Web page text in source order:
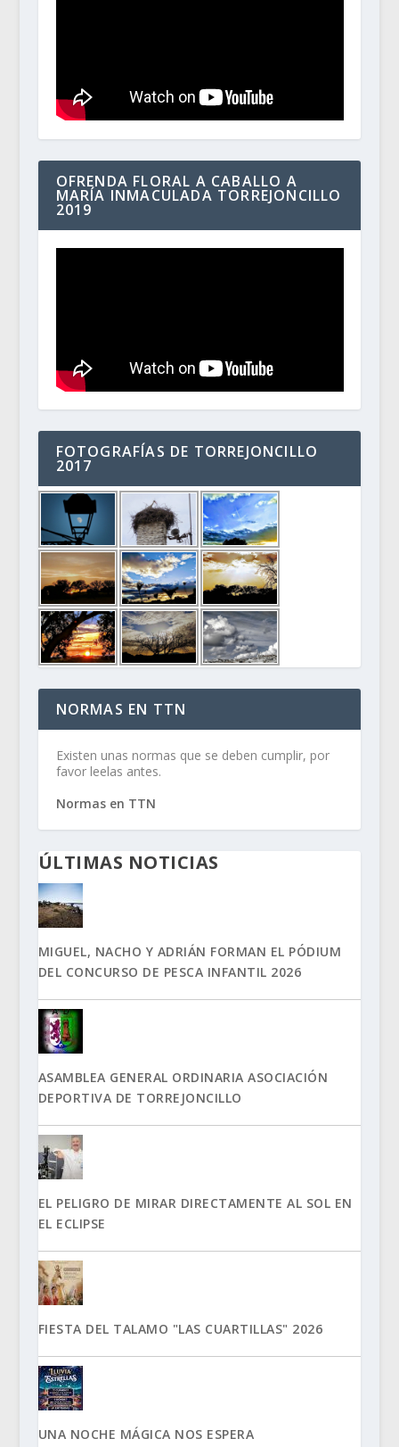
OFRENDA FLORAL A CABALLO A
MARÍA INMACULADA TORREJONCILLO
2019
FOTOGRAFÍAS DE TORREJONCILLO
2017
NORMAS EN TTN
Existen unas normas que se deben cumplir, por
favor leelas antes.
Normas en TTN
ÚLTIMAS NOTICIAS
MIGUEL, NACHO Y ADRIÁN FORMAN EL PÓDIUM
DEL CONCURSO DE PESCA INFANTIL 2026
ASAMBLEA GENERAL ORDINARIA ASOCIACIÓN
DEPORTIVA DE TORREJONCILLO
EL PELIGRO DE MIRAR DIRECTAMENTE AL SOL EN
EL ECLIPSE
FIESTA DEL TALAMO "LAS CUARTILLAS" 2026
UNA NOCHE MÁGICA NOS ESPERA